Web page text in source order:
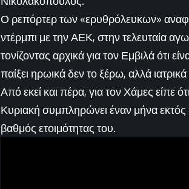
Ο ρεπόρτερ των «ερυθρόλευκων»
ντέρμπι με την ΑΕΚ, στην τελευταία
τονίζοντας αρχικά για τον Εμβιλά ότι
παίξει ηρωικά δεν το ξέρω, αλλά ιατρικά
Από εκεί και πέρα, για τον Χάμες είπε
Κυριακή συμπληρώνει έναν μήνα εκτός
βαθμός ετοιμότητας του.